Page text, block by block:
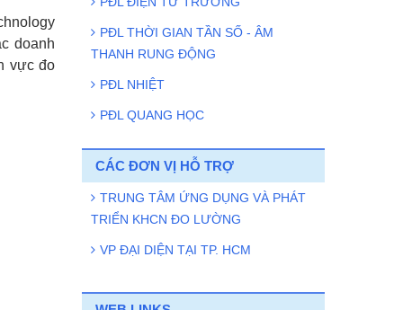
doanh
vực đo
PĐL THỜI GIAN TẦN SỐ - ÂM
THANH RUNG ĐỘNG
PĐL NHIỆT
PĐL QUANG HỌC
CÁC ĐƠN VỊ HỖ TRỢ
TRUNG TÂM ỨNG DỤNG VÀ PHÁT
TRIỂN KHCN ĐO LƯỜNG
VP ĐẠI DIỆN TẠI TP. HCM